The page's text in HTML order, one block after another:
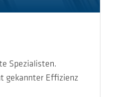
Spezialisten.
gekannter Effizienz